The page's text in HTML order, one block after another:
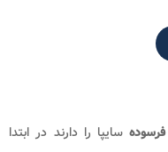
سایپا را دارند در ابتدا